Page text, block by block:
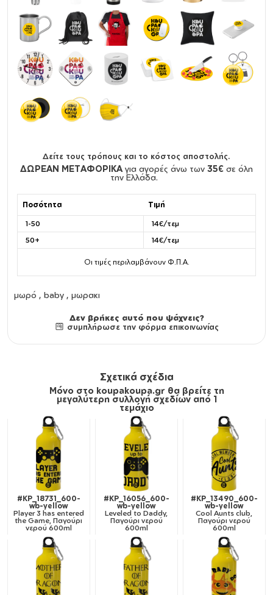
Δείτε τους τρόπους και το κόστος αποστολής.
ΔΩΡΕΑΝ ΜΕΤΑΦΟΡΙΚΑ για αγορές άνω των 35€ σε όλη
την Ελλάδα.
Ποσότητα Τιμή
1-50
14€/τεμ
50+
14€/τεμ
Οι τιμές περιλαμβάνουν Φ.Π.Α.
μωρό , baby , μωρακι
Δεν βρήκες αυτό που ψάχνεις?
συμπλήρωσε την φόρμα επικοινωνίας
Σχετικά σχέδια
Μόνο στο koupakoupa.gr θα βρείτε τη
μεγαλύτερη συλλογή σχεδίων από 1
τεμάχιο
#KP_18731_600-
wb-yellow
Player 3 has entered
the Game, Παγούρι
νερού 600ml
#KP_16056_600-
wb-yellow
Leveled to Daddy,
Παγούρι νερού
600ml
#KP_13490_600-
wb-yellow
Cool Aunts club,
Παγούρι νερού
600ml